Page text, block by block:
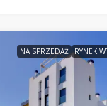
NA SPRZEDAŻ RYNEK